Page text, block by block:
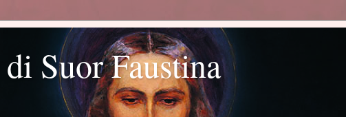
Suor Faustina